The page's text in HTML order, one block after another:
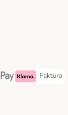
Method
Pay Payment
Klarna Payment
Faktura
Faktura